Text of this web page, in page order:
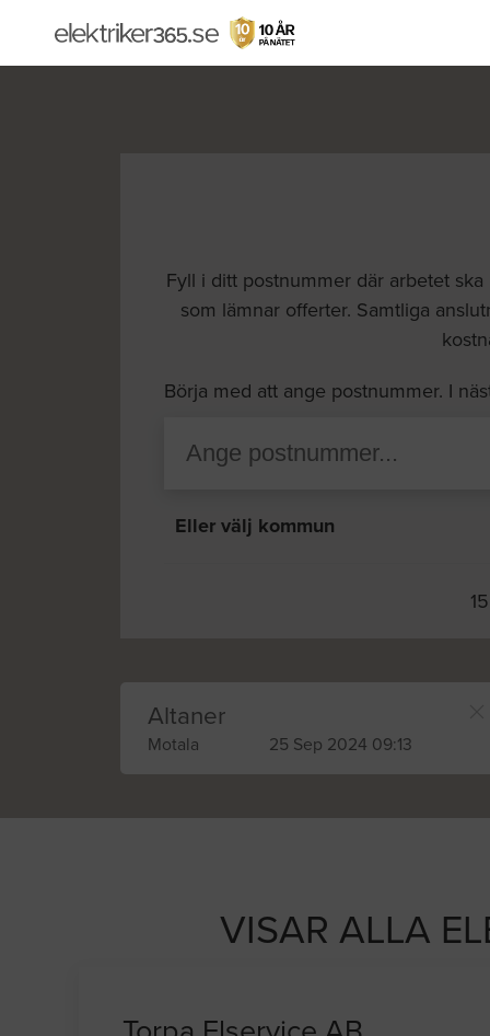
Fyll i ditt postnummer där arbetet
som lämnar offerter. Samtliga
Börja med att ange postnummer. I
Eller välj kommun
Altaner
Motala 25 Sep 2024 09:13
VISAR ALLA